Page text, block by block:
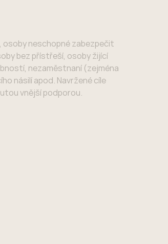
osoby neschopné zabezpečit
bez přístřeší, osoby žijící
nezaměstnaní (zejména
násilí apod. Navržené cíle
vnější podporou.